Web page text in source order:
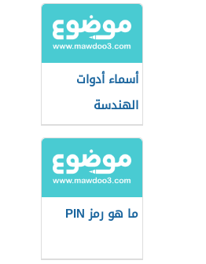
أسماء أدوات
الهندسة
الميكانيكية
ما هو رمز PIN